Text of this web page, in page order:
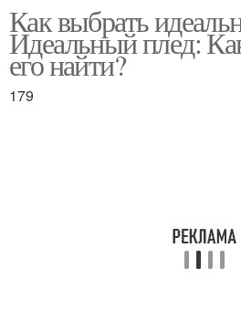
Плед из шерсти
Как выбрать
Идеальный плед:
его найти?
179